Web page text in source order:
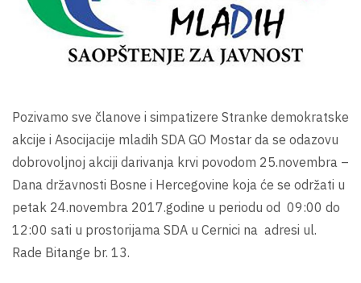
Pozivamo sve članove i simpatizere Stranke demokratske
akcije i Asocijacije mladih SDA GO Mostar da se odazovu
dobrovoljnoj akciji darivanja krvi povodom 25.novembra –
Dana državnosti Bosne i Hercegovine koja će se održati u
petak 24.novembra 2017.godine u periodu od 09:00 do
12:00 sati u prostorijama SDA u Cernici na adresi ul.
Rade Bitange br. 13.